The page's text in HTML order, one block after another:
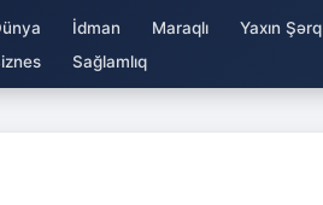
İdman Maraqlı Yaxın Şərq
Sağlamlıq